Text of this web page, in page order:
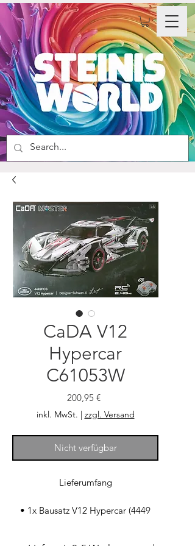
CaDA V12
Hypercar
C61053W
200,95 €Preis
inkl. MwSt. | zzgl. Versand
Nicht verfügbar
Lieferumfang
• 1x Bausatz V12 Hypercar (4449